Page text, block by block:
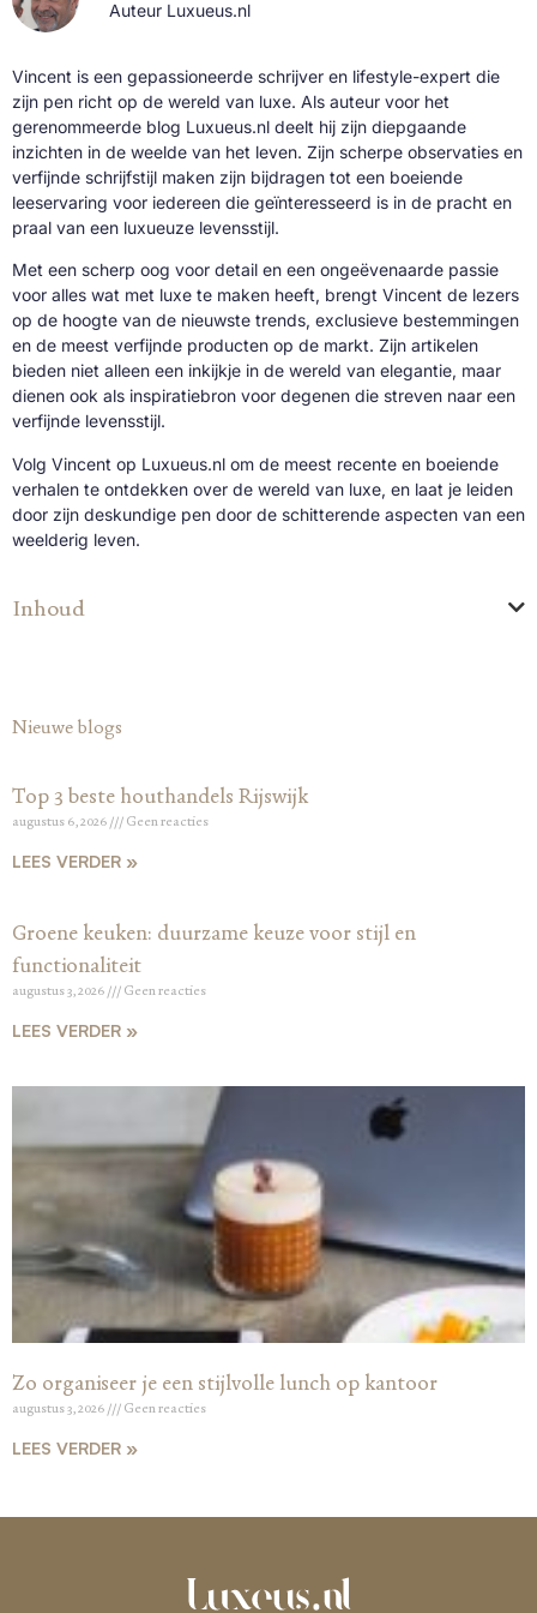
Auteur Luxueus.nl
Vincent is een gepassioneerde schrijver en lifestyle-expert die
zijn pen richt op de wereld van luxe. Als auteur voor het
gerenommeerde blog Luxueus.nl deelt hij zijn diepgaande
inzichten in de weelde van het leven. Zijn scherpe observaties en
verfijnde schrijfstijl maken zijn bijdragen tot een boeiende
leeservaring voor iedereen die geïnteresseerd is in de pracht en
praal van een luxueuze levensstijl.
Met een scherp oog voor detail en een ongeëvenaarde passie
voor alles wat met luxe te maken heeft, brengt Vincent de lezers
op de hoogte van de nieuwste trends, exclusieve bestemmingen
en de meest verfijnde producten op de markt. Zijn artikelen
bieden niet alleen een inkijkje in de wereld van elegantie, maar
dienen ook als inspiratiebron voor degenen die streven naar een
verfijnde levensstijl.
Volg Vincent op Luxueus.nl om de meest recente en boeiende
verhalen te ontdekken over de wereld van luxe, en laat je leiden
door zijn deskundige pen door de schitterende aspecten van een
weelderig leven.
Inhoud
Nieuwe blogs
Top 3 beste houthandels Rijswijk
augustus 6, 2026 Geen reacties
LEES VERDER »
Groene keuken: duurzame keuze voor stijl en
functionaliteit
augustus 3, 2026 Geen reacties
LEES VERDER »
Zo organiseer je een stijlvolle lunch op kantoor
augustus 3, 2026 Geen reacties
LEES VERDER »